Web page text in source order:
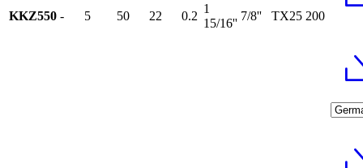
KKZ550 - 5 50 22 0.2
1
15/16''
7/8'' TX25 200